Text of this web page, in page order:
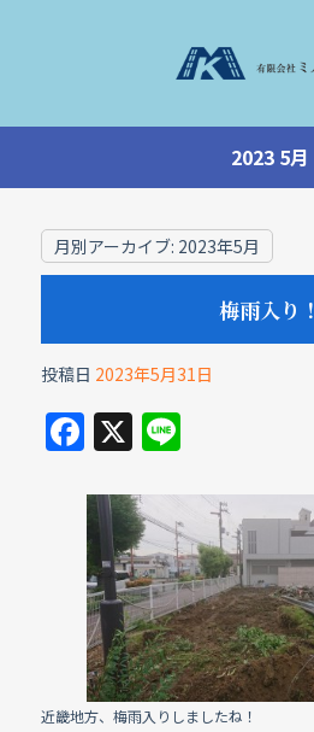
2023 5月
月別アーカイブ: 2023年5月
梅雨入り！
投稿日 2023年5月31日
F
c
e
b
o
o
k
X Li
e
近畿地方、梅雨入りしましたね！